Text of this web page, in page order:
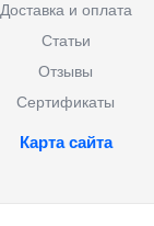
Доставка и оплата
Статьи
Отзывы
Сертификаты
Карта сайта